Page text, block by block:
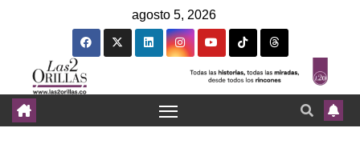
agosto 5, 2026